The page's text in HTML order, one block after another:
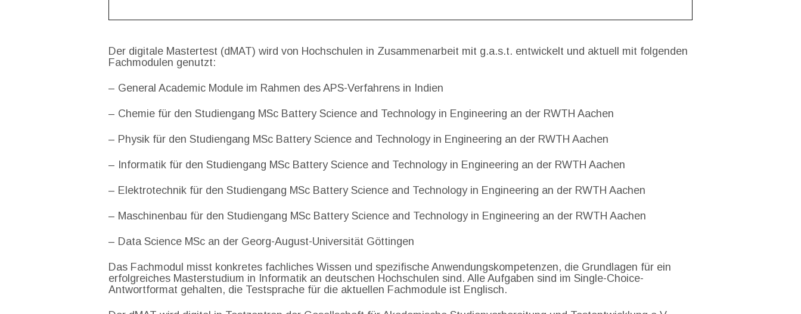
Der digitale Mastertest (dMAT) wird von Hochschulen in Zusammenarbeit mit g.a.s.t. entwickelt und aktuell mit folgenden
Fachmodulen genutzt:
– General Academic Module im Rahmen des APS-Verfahrens in Indien
– Chemie für den Studiengang MSc Battery Science and Technology in Engineering an der RWTH Aachen
– Physik für den Studiengang MSc Battery Science and Technology in Engineering an der RWTH Aachen
– Informatik für den Studiengang MSc Battery Science and Technology in Engineering an der RWTH Aachen
– Elektrotechnik für den Studiengang MSc Battery Science and Technology in Engineering an der RWTH Aachen
– Maschinenbau für den Studiengang MSc Battery Science and Technology in Engineering an der RWTH Aachen
– Data Science MSc an der Georg-August-Universität Göttingen
Das Fachmodul misst konkretes fachliches Wissen und spezifische Anwendungskompetenzen, die Grundlagen für ein
erfolgreiches Masterstudium in Informatik an deutschen Hochschulen sind. Alle Aufgaben sind im Single-Choice-
Antwortformat gehalten, die Testsprache für die aktuellen Fachmodule ist Englisch.